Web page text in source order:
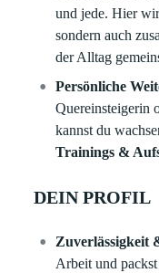
und jede. Hier
sondern auch
der Alltag
Persönliche
Quereinsteigerin
kannst du
Trainings &
DEIN PROFIL
Zuverlässigkeit
Arbeit und